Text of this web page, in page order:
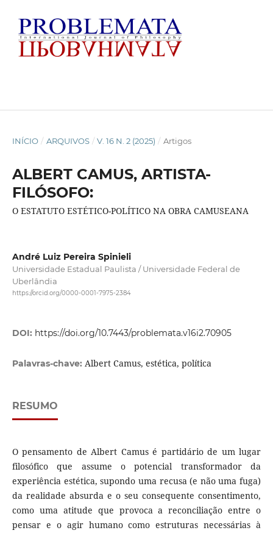
INÍCIO / ARQUIVOS / V. 16 N. 2 (2025) / Artigos
ALBERT CAMUS, ARTISTA-
FILÓSOFO:
O ESTATUTO ESTÉTICO-POLÍTICO NA OBRA CAMUSEANA
André Luiz Pereira Spinieli
Universidade Estadual Paulista / Universidade Federal de
Uberlândia
https://orcid.org/0000-0001-7975-2384
DOI: https://doi.org/10.7443/problemata.v16i2.70905
Palavras-chave: Albert Camus, estética, política
RESUMO
O pensamento de Albert Camus é partidário de um lugar
filosófico que assume o potencial transformador da
experiência estética, supondo uma recusa (e não uma fuga)
da realidade absurda e o seu consequente consentimento,
como uma atitude que provoca a reconciliação entre o
pensar e o agir humano como estruturas necessárias à